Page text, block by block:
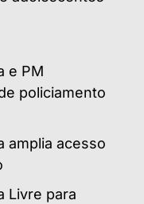
e PM
policiamento
amplia acesso
Livre para